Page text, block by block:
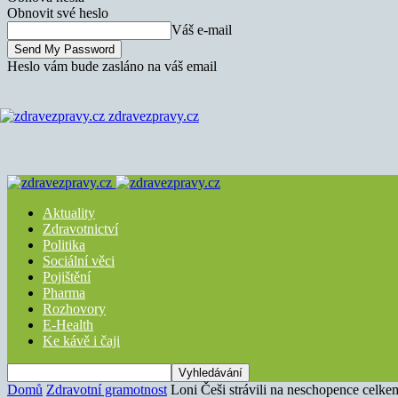
Obnovit své heslo
Váš e-mail
Heslo vám bude zasláno na váš email
zdravezpravy.cz
Aktuality
Zdravotnictví
Politika
Sociální věci
Pojištění
Pharma
Rozhovory
E-Health
Ke kávě i čaji
Domů Zdravotní gramotnost Loni Češi strávili na neschopence